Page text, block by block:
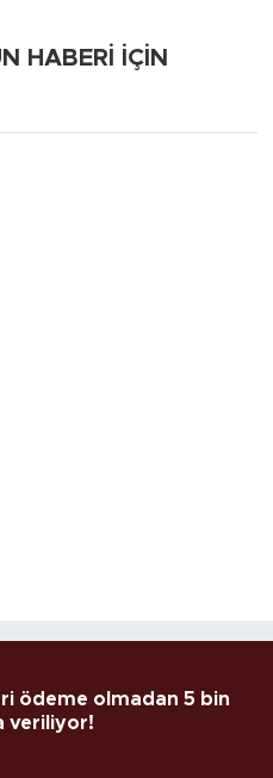
HABERİ İÇİN
ödeme olmadan 5 bin
veriliyor!